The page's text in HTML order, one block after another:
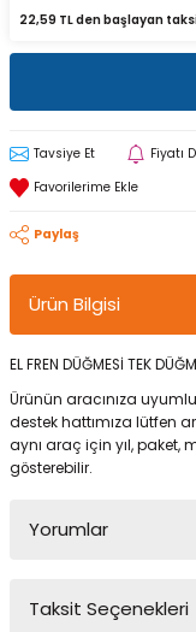
22,59 TL den başlayan
Tavsiye Et Fiyatı
Paylaş
Ürün Bilgisi
EL FREN DÜĞMESİ TEK
Ürünün aracınıza
destek hattımıza lütfen
aynı araç için yıl, paket,
gösterebilir.
Yorumlar
Taksit Seçenekleri